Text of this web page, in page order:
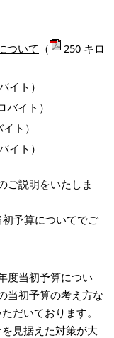
ついて （ 250 キロ
イト）
バイト）
ト）
イト）
ご説明をいたしま
予算についてでご
度当初予算につい
当初予算の考え方な
だいております。
見据えた対策が大